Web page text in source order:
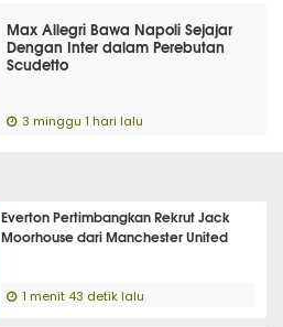
Max Allegri Bawa Napoli Sejajar
Dengan Inter dalam Perebutan
Scudetto
3 minggu 1 hari lalu
Everton Pertimbangkan Rekrut Jack
Moorhouse dari Manchester United
1 menit 43 detik lalu